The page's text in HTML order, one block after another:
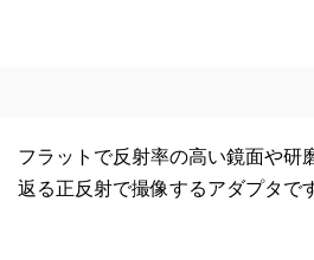
フラットで反射率の高い鏡面や研
返る正反射で撮像するアダプタで